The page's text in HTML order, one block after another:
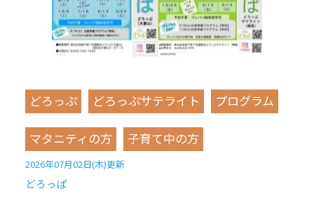
どろっぷ どろっぷサテライト プログラム
マタニティの方 子育て中の方
2026年07月02日(木)更新
どろっぱ